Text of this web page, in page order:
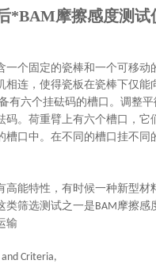
*BAM摩擦感度测试
个固定的瓷棒和一个可移
连，使得瓷板在瓷棒下仅能
有六个挂砝码的槽口。调整
码。荷重臂上有六个槽口，它
口中。在不同的槽口挂不同
能特性，有时候一种新型
类筛选测试之一是BAM摩擦感
输
Criteria,